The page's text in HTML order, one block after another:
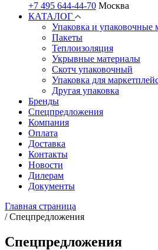
+7 495 644-44-70 Москва
КАТАЛОГ
Упаковка и упаковочные
Пакеты
Теплоизоляция
Укрывные материалы
Скотч упаковочный
Упаковка для
Другая упаковка
Бренды
Спецпредложения
Компания
Оплата
Доставка
Контакты
Новости
Дилерам
Документы
Главная страница
/ Спецпредложения
Спецпредложения